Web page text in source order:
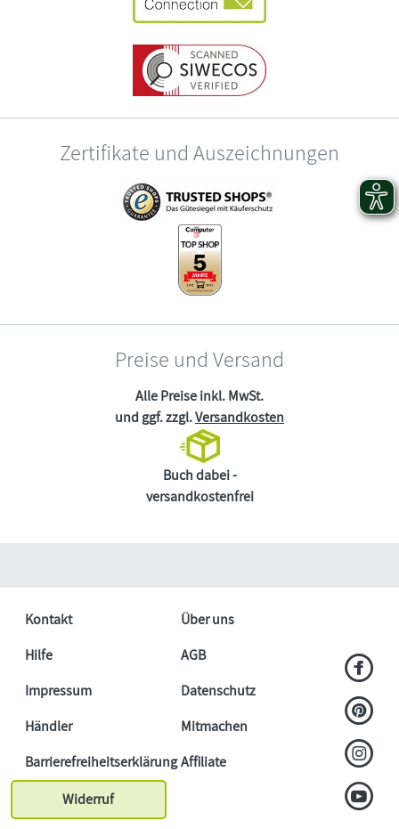
Zertifikate und Auszeichnungen
Preise und Versand
Alle Preise inkl. MwSt.
und ggf. zzgl.Versandkosten
Buch dabei -
versandkostenfrei
Kontakt
Über uns
Hilfe
AGB
Impressum
Datenschutz
Händler
Mitmachen
BarrierefreiheitserklärungAffiliate
Widerruf